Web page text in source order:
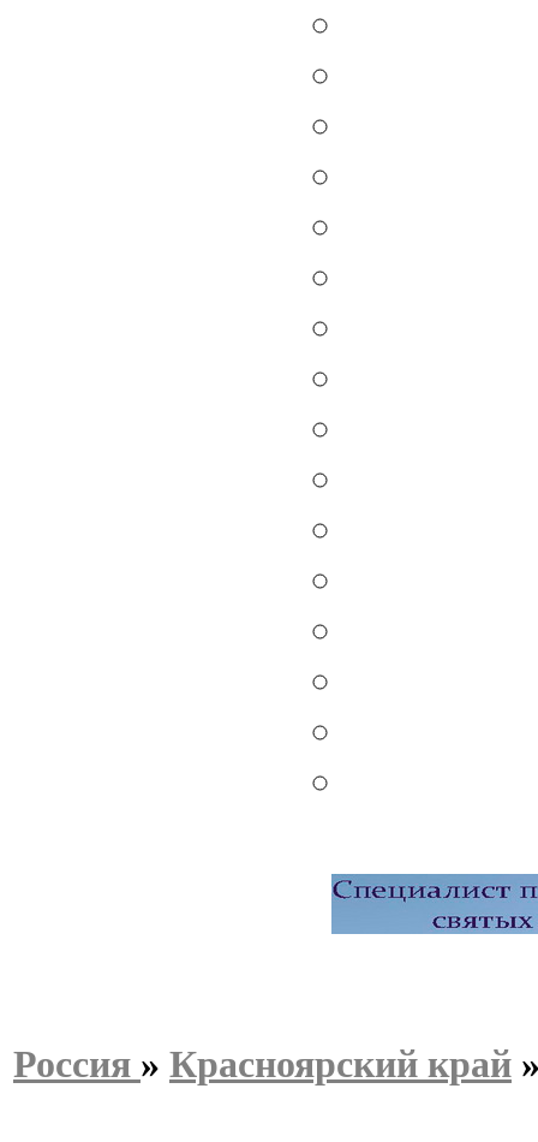
Россия » Красноярский край